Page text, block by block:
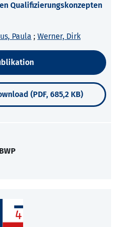
Qualifizierungskonzepten
Paula ; Werner, Dirk
(PDF, 685,2 KB)
BWP